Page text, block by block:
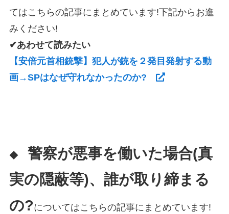
てはこちらの記事にまとめています!下記からお進
みください!
✔あわせて読みたい
【安倍元首相銃撃】犯人が銃を２発目発射する動
画→SPはなぜ守れなかったのか?
◆ 警察が悪事を働いた場合(真
実の隠蔽等)、誰が取り締まる
の?についてはこちらの記事にまとめています!